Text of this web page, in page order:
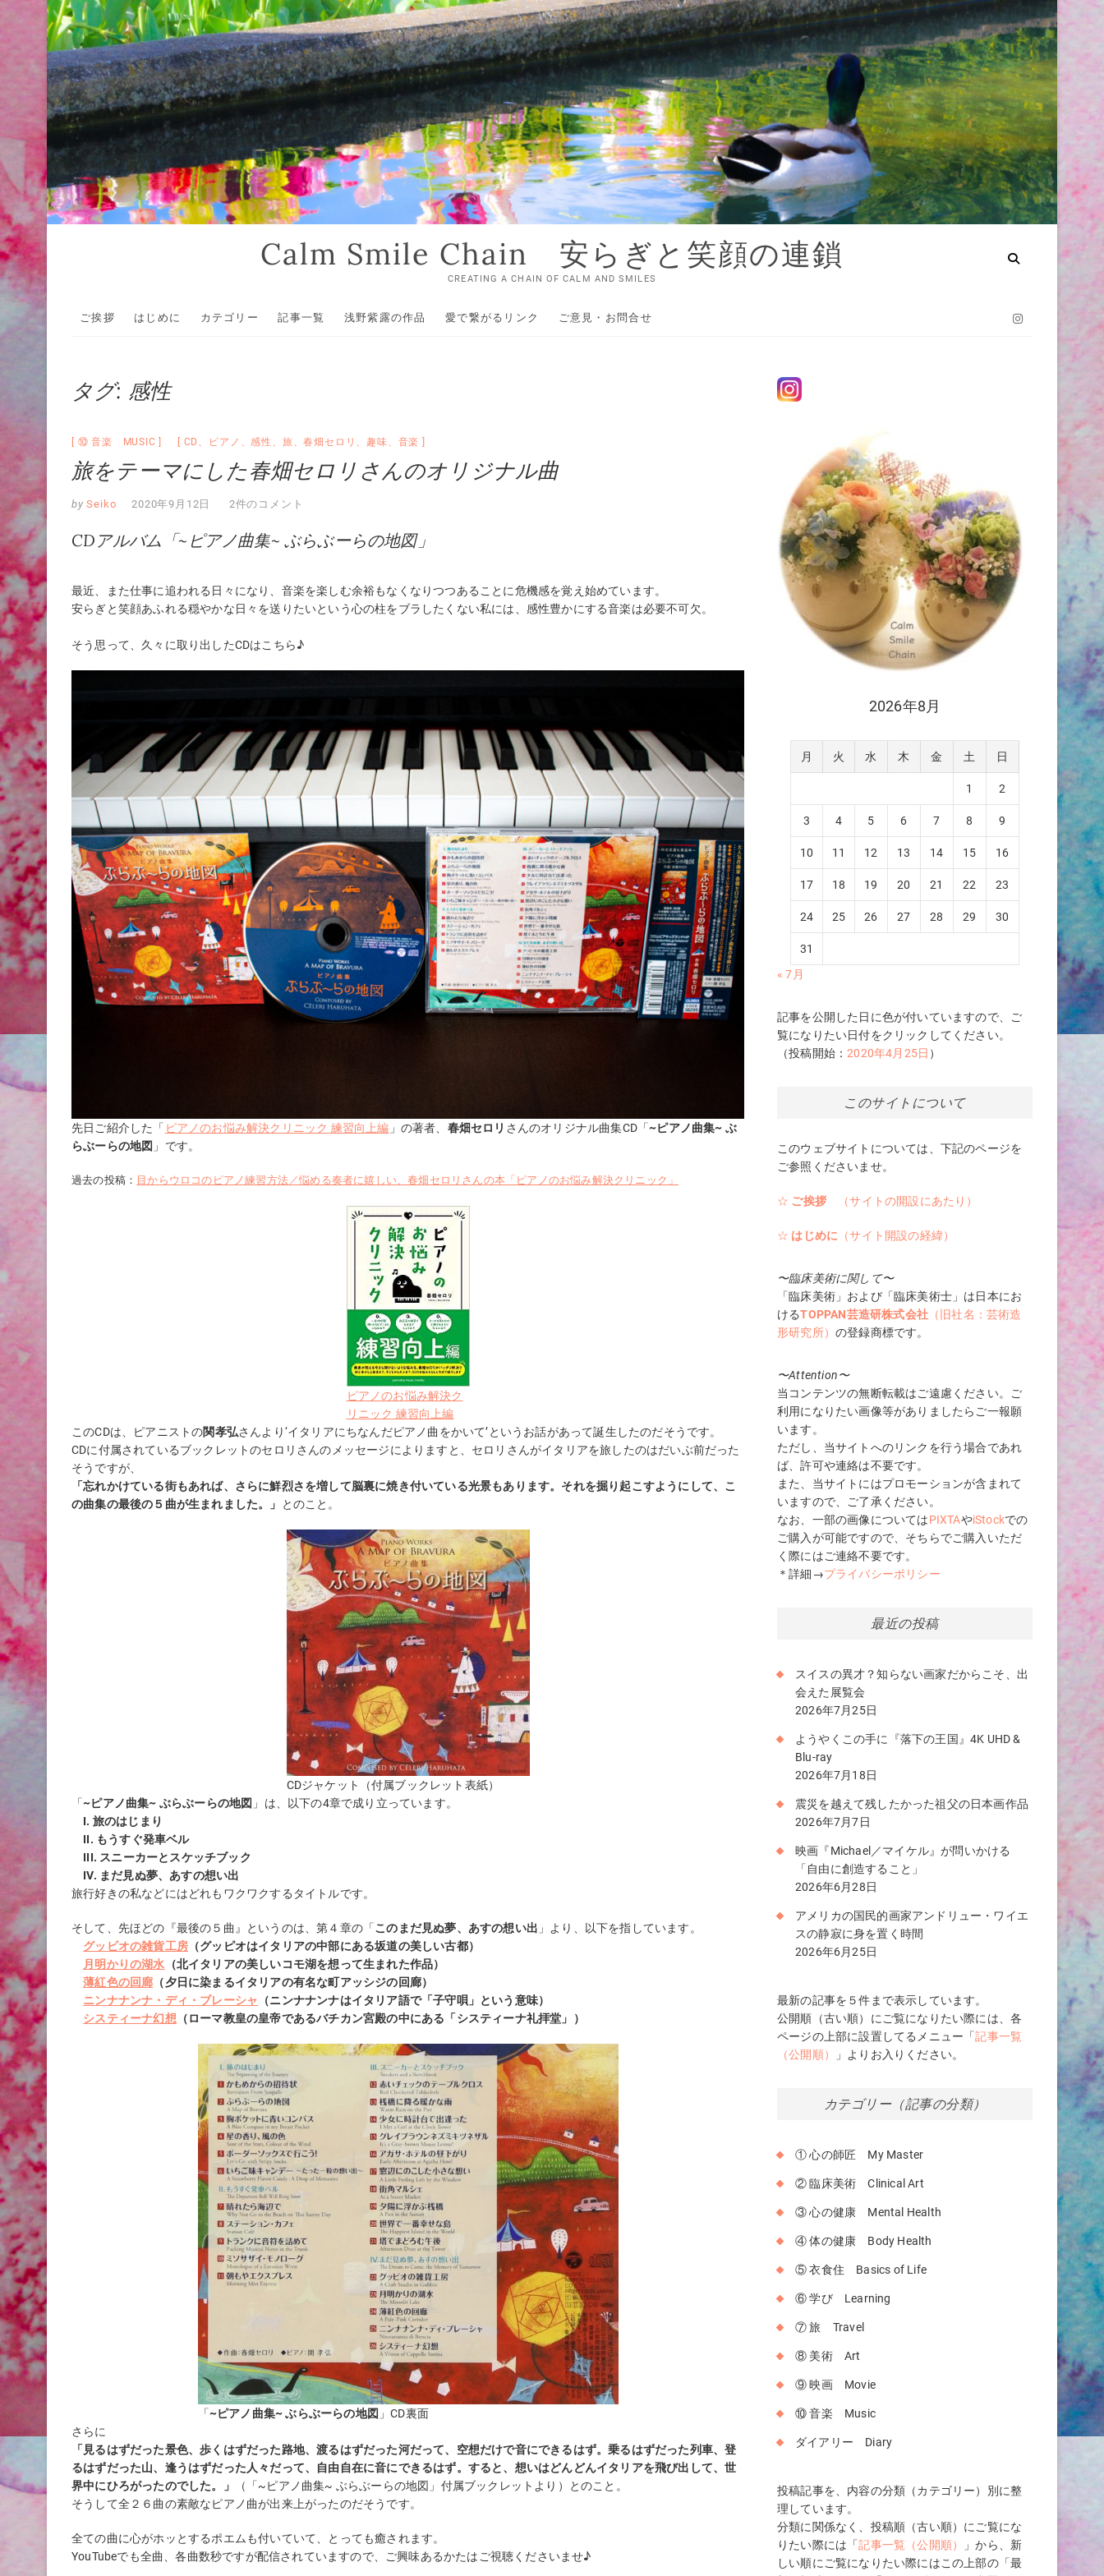
Calm Smile Chain 安らぎと笑顔の連鎖
CREATING A CHAIN OF CALM AND SMILES
Instagram
ご挨拶 はじめに カテゴリー 記事一覧 浅野紫露の作品 愛で繋がるリンク ご意見・お問合せ
タグ: 感性
⑩ 音楽 MUSIC CD 、 ピアノ 、感性 、 旅 、春畑セロリ 、 趣味、 音楽
旅をテーマにした春畑セロリさんのオリジナル曲
by Seiko 2020年9月12日 2件のコメント
CDアルバム「~ピアノ曲集~ ぶらぶーらの地図」
最近、また仕事に追われる日々になり、音楽を楽しむ余裕もなくなりつつあることに危機感を覚え始めています。
安らぎと笑顔あふれる穏やかな日々を送りたいという心の柱をブラしたくない私には、感性豊かにする音楽は必要不可欠。
そう思って、久々に取り出したCDはこちら♪
先日ご紹介した「 ピアノのお悩み解決クリニック 練習向上編 」の著者、 春畑セロリ さんのオリジナル曲集CD「~ピアノ曲集~ ぶ
らぶーらの地図 」です。
過去の投稿： 目からウロコのピアノ練習方法／悩める奏者に嬉しい、春畑セロリさんの本「ピアノのお悩み解決クリニック」
ピアノのお悩み解決ク
リニック 練習向上編
このCDは、ピアニストの関孝弘さんより‘イタリアにちなんだピアノ曲をかいて’というお話があって誕生したのだそうです。
CDに付属されているブックレットのセロリさんのメッセージによりますと、セロリさんがイタリアを旅したのはだいぶ前だった
そうですが、
「忘れかけている街もあれば、さらに鮮烈さを増して脳裏に焼き付いている光景もあります。それを掘り起こすようにして、こ
の曲集の最後の５曲が生まれました。」
とのこと。
CDジャケット（付属ブックレット表紙）
「~ピアノ曲集~ ぶらぶーらの地図 」は、以下の4章で成り立っています。
I. 旅のはじまり
II. もうすぐ発車ベル
III. スニーカーとスケッチブック
IV. まだ見ぬ夢、あすの想い出
旅行好きの私などにはどれもワクワクするタイトルです。
そして、先ほどの『最後の５曲』というのは、第４章の「このまだ見ぬ夢、あすの想い出 」より、以下を指しています。
グッビオの雑貨工房 （グッピオはイタリアの中部にある坂道の美しい古都）
月明かりの湖水 （北イタリアの美しいコモ湖を想って生まれた作品）
薄紅色の回廊 （夕日に染まるイタリアの有名な町アッシジの回廊）
ニンナナンナ・ディ・ブレーシャ （ニンナナンナはイタリア語で「子守唄」という意味）
システィーナ幻想 （ローマ教皇の皇帝であるバチカン宮殿の中にある「システィーナ礼拝堂」）
「~ピアノ曲集~ ぶらぶーらの地図 」CD裏面
さらに
「見るはずだった景色、歩くはずだった路地、渡るはずだった河だって、空想だけで音にできるはず。乗るはずだった列車、登
るはずだった山、逢うはずだった人々だって、自由自在に音にできるはず。すると、想いはどんどんイタリアを飛び出して、世
界中にひろがったのでした。」
（「~ピアノ曲集~ ぶらぶーらの地図」付属ブックレットより）とのこと。
そうして全２６曲の素敵なピアノ曲が出来上がったのだそうです。
全ての曲に心がホッとするポエムも付いていて、とっても癒されます。
YouTubeでも全曲、各曲数秒ですが配信されていますので、ご興味あるかたはご視聴くださいませ♪
2026年8月
月 火 水 木 金 土 日
1 2
3 4 5 6 7 8 9
10 11 12 13 14 15 16
17 18 19 20 21 22 23
24 25 26 27 28 29 30
31
« 7月
記事を公開した日に色が付いていますので、ご
覧になりたい日付をクリックしてください。
（投稿開始：2020年4月25日 ）
このサイトについて
このウェブサイトについては、下記のページを
ご参照くださいませ。
☆ ご挨拶 （サイトの開設にあたり）
☆ はじめに （サイト開設の経緯）
〜臨床美術に関して〜
「臨床美術」および「臨床美術士」は日本にお
けるTOPPAN芸造研株式会社 （旧社名：芸術造
形研究所） の登録商標です。
〜Attention〜
当コンテンツの無断転載はご遠慮ください。ご
利用になりたい画像等がありましたらご一報願
います。
ただし、当サイトへのリンクを行う場合であれ
ば、許可や連絡は不要です。
また、当サイトにはプロモーションが含まれて
いますので、ご了承ください。
なお、一部の画像についてはPIXTAやiStockでの
ご購入が可能ですので、そちらでご購入いただ
く際にはご連絡不要です。
＊詳細→プライバシーポリシー
最近の投稿
スイスの異才？知らない画家だからこそ、出
会えた展覧会
2026年7月25日
ようやくこの手に『落下の王国』4K UHD &
Blu-ray
2026年7月18日
震災を越えて残したかった祖父の日本画作品
2026年7月7日
映画『Michael／マイケル』が問いかける
「自由に創造すること」
2026年6月28日
アメリカの国民的画家アンドリュー・ワイエ
スの静寂に身を置く時間
2026年6月25日
最新の記事を５件まで表示しています。
公開順（古い順）にご覧になりたい際には、各
ページの上部に設置してるメニュー「記事一覧
（公開順）
」よりお入りください。
カテゴリー（記事の分類）
① 心の師匠 My Master
② 臨床美術 Clinical Art
③ 心の健康 Mental Health
④ 体の健康 Body Health
⑤ 衣食住 Basics of Life
⑥ 学び Learning
⑦ 旅 Travel
⑧ 美術 Art
⑨ 映画 Movie
⑩ 音楽 Music
ダイアリー Diary
投稿記事を、内容の分類（カテゴリー）別に整
理しています。
分類に関係なく、投稿順（古い順）にご覧にな
りたい際には「記事一覧（公開順）
」から、新
しい順にご覧になりたい際にはこの上部の「最